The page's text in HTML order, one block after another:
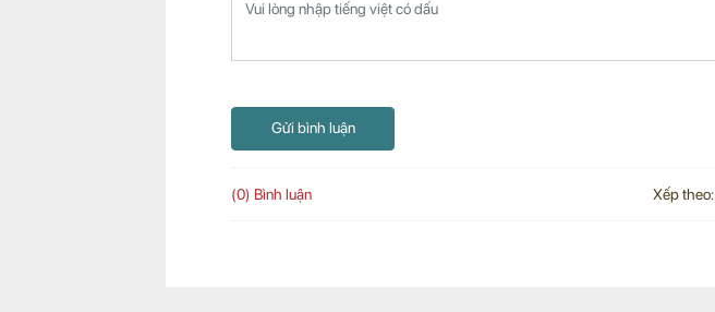
Gửi bình luận
(0) Bình luận Xếp theo: